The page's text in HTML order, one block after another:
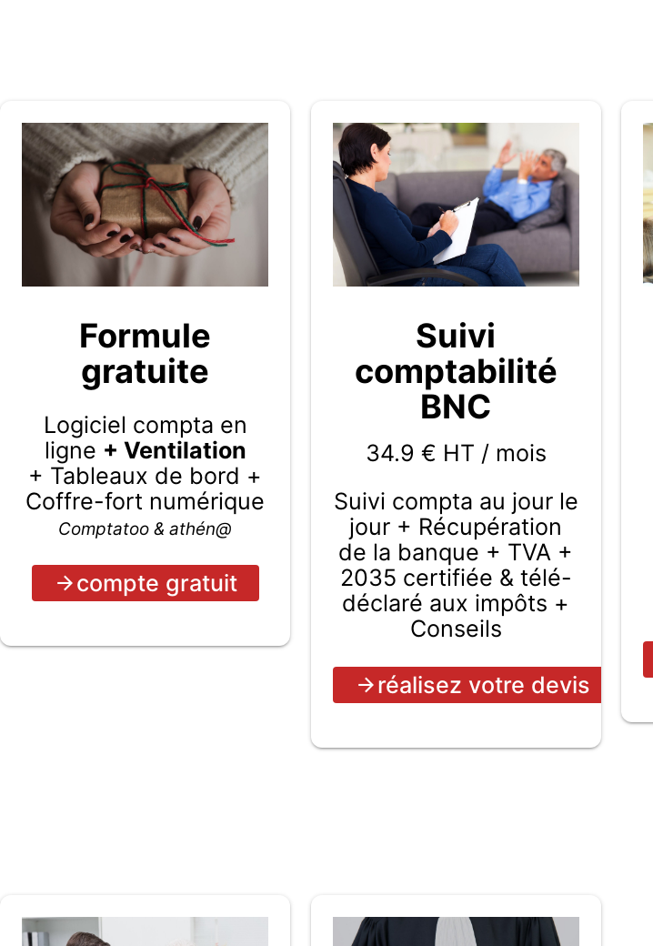
Formule
gratuite
Logiciel compta en
ligne + Ventilation
+ Tableaux de bord +
Coffre-fort numérique
Comptatoo & athén@
compte gratuit
Suivi
comptabilité
BNC
34.9 € HT / mois
Suivi compta au jour le
jour + Récupération
de la banque + TVA +
2035 certifiée & télé-
déclaré aux impôts +
Conseils
réalisez votre devis